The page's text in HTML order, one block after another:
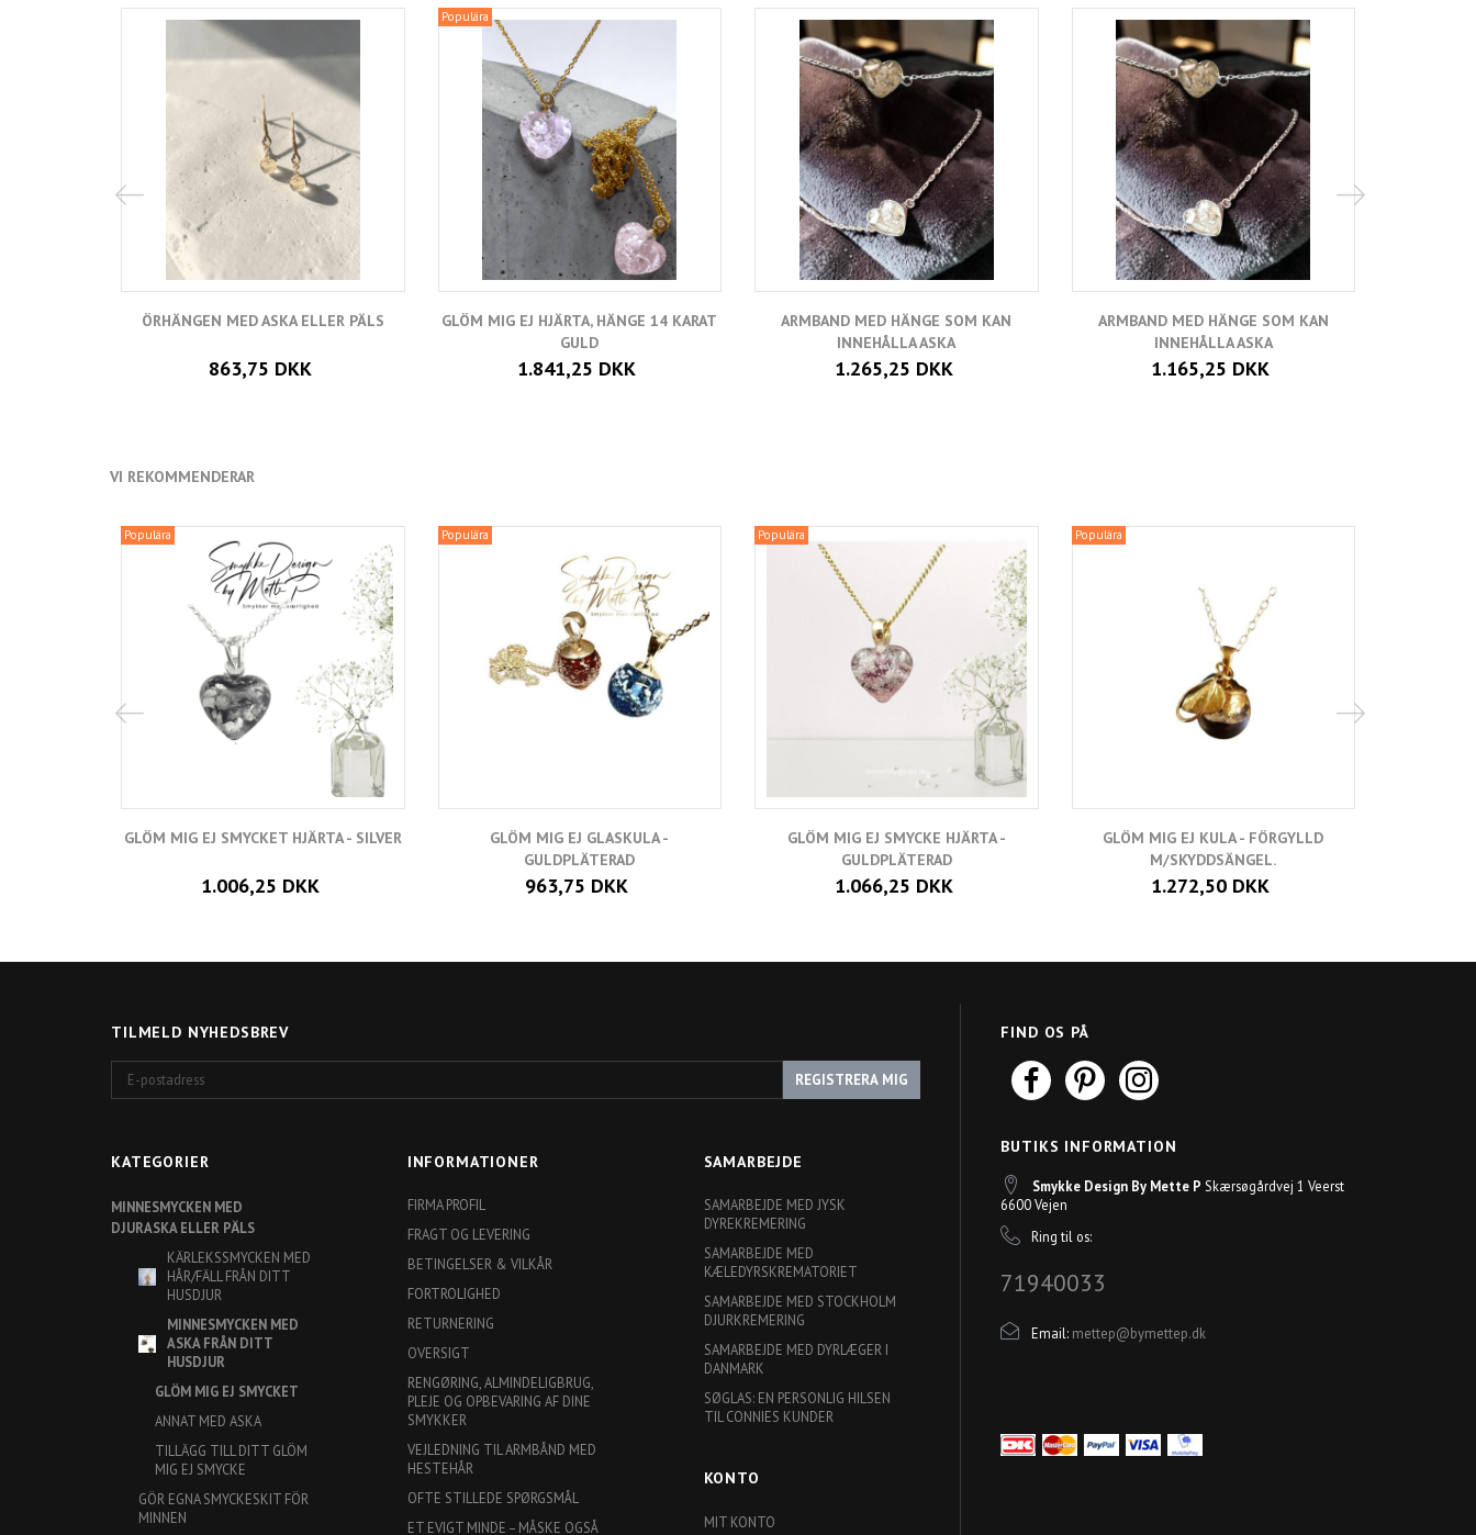
ÖRHÄNGEN MED ASKA ELLER PÄLS
863,75 DKK
Populära
GLÖM MIG EJ HJÄRTA, HÄNGE 14 KARAT
GULD
1.841,25 DKK
ARMBAND MED HÄNGE SOM KAN
INNEHÅLLA ASKA
1.265,25 DKK
ARMBAND MED HÄNGE SOM KAN
INNEHÅLLA ASKA
1.165,25 DKK
VI REKOMMENDERAR
Populära
GLÖM MIG EJ SMYCKET HJÄRTA - SILVER
1.006,25 DKK
Populära
GLÖM MIG EJ GLASKULA -
GULDPLÄTERAD
963,75 DKK
Populära
GLÖM MIG EJ SMYCKE HJÄRTA -
GULDPLÄTERAD
1.066,25 DKK
Populära
GLÖM MIG EJ KULA - FÖRGYLLD
M/SKYDDSÄNGEL.
1.272,50 DKK
TILMELD NYHEDSBREV
postadress
REGISTRERA MIG
KATEGORIER
MINNESMYCKEN MED
DJURASKA ELLER PÄLS
KÄRLEKSSMYCKEN MED
HÅR/FÄLL FRÅN DITT
HUSDJUR
MINNESMYCKEN MED
ASKA FRÅN DITT
HUSDJUR
GLÖM MIG EJ SMYCKET
ANNAT MED ASKA
TILLÄGG TILL DITT GLÖM
MIG EJ SMYCKE
GÖR EGNA SMYCKESKIT FÖR
MINNEN
INFORMATIONER
FIRMA PROFIL
FRAGT OG LEVERING
BETINGELSER & VILKÅR
FORTROLIGHED
RETURNERING
OVERSIGT
RENGØRING, ALMINDELIGBRUG,
PLEJE OG OPBEVARING AF DINE
SMYKKER
VEJLEDNING TIL ARMBÅND MED
HESTEHÅR
OFTE STILLEDE SPØRGSMÅL
ET EVIGT MINDE – MÅSKE OGSÅ
SAMARBEJDE
SAMARBEJDE MED JYSK
DYREKREMERING
SAMARBEJDE MED
KÆLEDYRSKREMATORIET
SAMARBEJDE MED STOCKHOLM
DJURKREMERING
SAMARBEJDE MED DYRLÆGER I
DANMARK
SØGLAS: EN PERSONLIG HILSEN
TIL CONNIES KUNDER
KONTO
MIT KONTO
FIND OS PÅ
BUTIKS INFORMATION
Smykke Design By Mette P Skærsøgårdvej 1 Veerst
6600 Vejen
Ring til os:
71940033
Email: mettep@bymettep.dk